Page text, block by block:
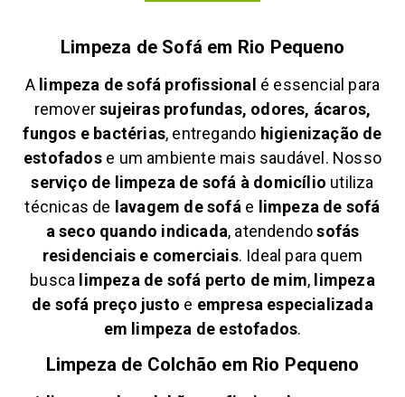
Limpeza de Sofá em Rio Pequeno
A limpeza de sofá profissional é essencial para
removersujeiras profundas, odores, ácaros,
fungos e bactérias, entregando higienização de
estofadose um ambiente mais saudável. Nosso
serviço de limpeza de sofá à domicílio utiliza
técnicas de lavagem de sofá e limpeza de sofá
a seco quando indicada, atendendosofás
residenciais e comerciais. Ideal para quem
busca limpeza de sofá perto de mim, limpeza
de sofá preço justo e empresa especializada
em limpeza de estofados.
Limpeza de Colchão em Rio Pequeno